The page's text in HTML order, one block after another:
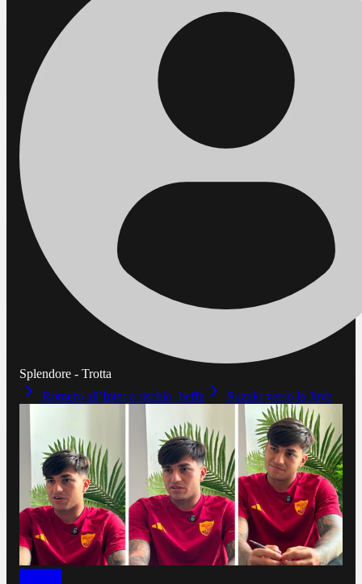
Splendore - Trotta
Romero all’Inter a rischio beffa
Suzuki verso la Juve